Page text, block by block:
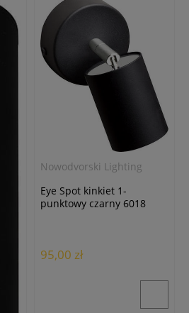
Nowodvorski Lighting
Eye Spot kinkiet 1-
punktowy czarny 6018
95,00 zł